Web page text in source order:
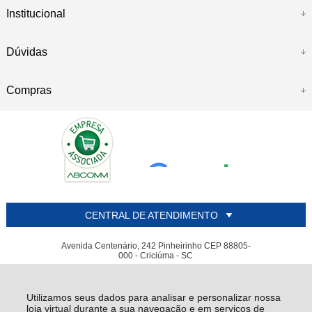
Utilizamos seus dados para analisar e personalizar nossa
loja virtual durante a sua navegação e em serviços de
Institucional
Dúvidas
Compras
CENTRAL DE ATENDIMENTO
Avenida Centenário, 242 Pinheirinho CEP 88805-
000 - Criciúma - SC
Todos os direitos reservados
- 2026